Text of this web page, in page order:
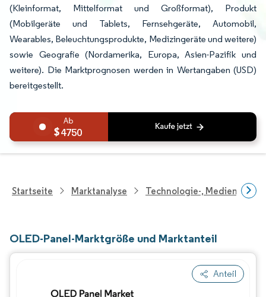
(Kleinformat, Mittelformat und Großformat), Produkt
(Mobilgeräte und Tablets, Fernsehgeräte, Automobil,
Wearables, Beleuchtungsprodukte, Medizingeräte und weitere)
sowie Geografie (Nordamerika, Europa, Asien-Pazifik und
weitere). Die Marktprognosen werden in Wertangaben (USD)
bereitgestellt.
4750
Startseite Marktanalyse Technologie-, Medien- Und
OLED-Panel-Marktgröße und Marktanteil
Anteil